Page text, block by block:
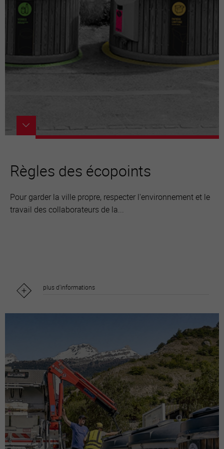
Règles des écopoints
Pour garder la ville propre, respecter l'environnement et le
travail des collaborateurs de la...
plus d'informations